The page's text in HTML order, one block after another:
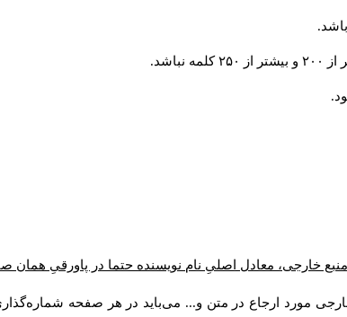
خارجی، معادل اصلیِ نام نویسنده حتما در پاورقیِ همان
مورد ارجاع در متن و... می‌باید در هر صفحه